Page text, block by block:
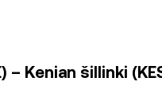
Kenian šillinki